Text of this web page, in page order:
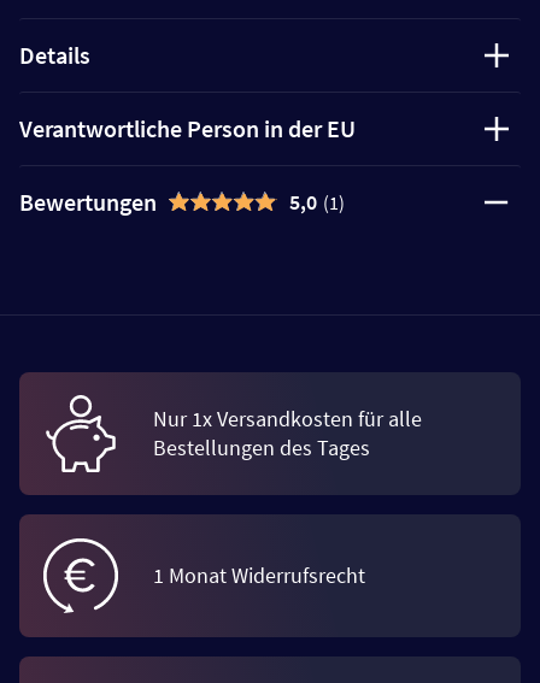
Details
Verantwortliche Person in der EU
Bewertungen 5,0 (1)
Nur 1x Versandkosten für alle
Bestellungen des Tages
1 Monat Widerrufsrecht